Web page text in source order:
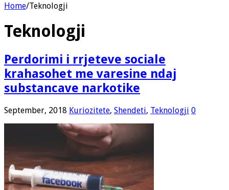
Home/Teknologji
Teknologji
Perdorimi i rrjeteve sociale
krahasohet me varesine ndaj
substancave narkotike
September, 2018 Kuriozitete, Shendeti, Teknologji 0